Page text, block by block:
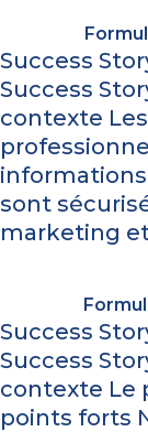
Success
Success
contexte
sont
marketing
Success
Success
contexte Le
points forts